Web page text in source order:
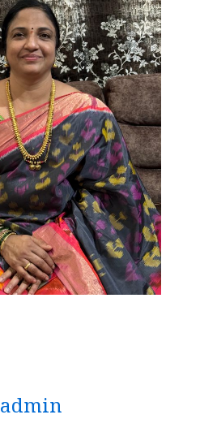
admin